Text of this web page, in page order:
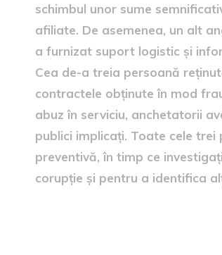
schimbul unor sume
afiliate. De asemenea, un alt
a furnizat suport logistic și
Cea de-a treia persoană
contractele obținute în mod
abuz în serviciu, anchetatorii
publici implicați. Toate cele
preventivă, în timp ce
corupție și pentru a identifica